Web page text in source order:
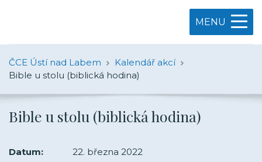
MENU
ČCE Ústí nad Labem
Kalendář akcí
Bible u stolu (biblická hodina)
Bible u stolu (biblická hodina)
Datum: 22. března 2022